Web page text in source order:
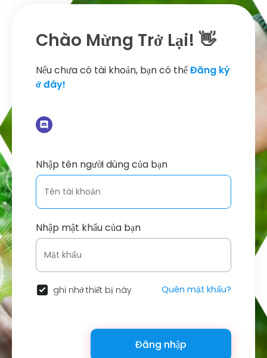
Chào Mừng Trở Lại! 👋
Nếu chưa có tài khoản, bạn có thểĐăng ký
ở đây!
Nhập tên người dùng của bạn
Nhập mật khẩu của bạn
ghi nhớ thiết bị này Quên mật khẩu?
Đăng nhập